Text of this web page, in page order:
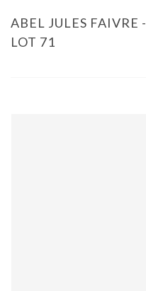
ABEL JULES FAIVRE -
LOT 71